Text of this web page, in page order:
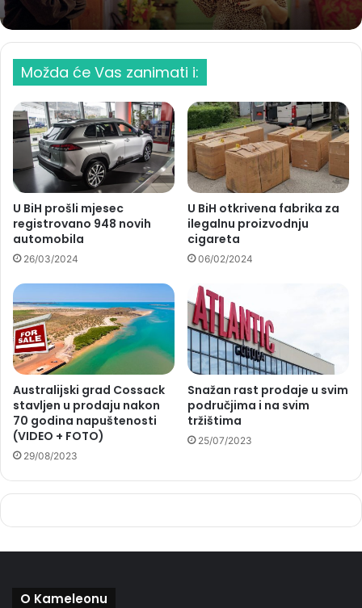
Možda će Vas zanimati i:
U BiH prošli mjesec
registrovano 948 novih
automobila
26/03/2024
U BiH otkrivena fabrika za
ilegalnu proizvodnju
cigareta
06/02/2024
Australijski grad Cossack
stavljen u prodaju nakon
70 godina napuštenosti
(VIDEO + FOTO)
29/08/2023
Snažan rast prodaje u svim
područjima i na svim
tržištima
25/07/2023
O Kameleonu